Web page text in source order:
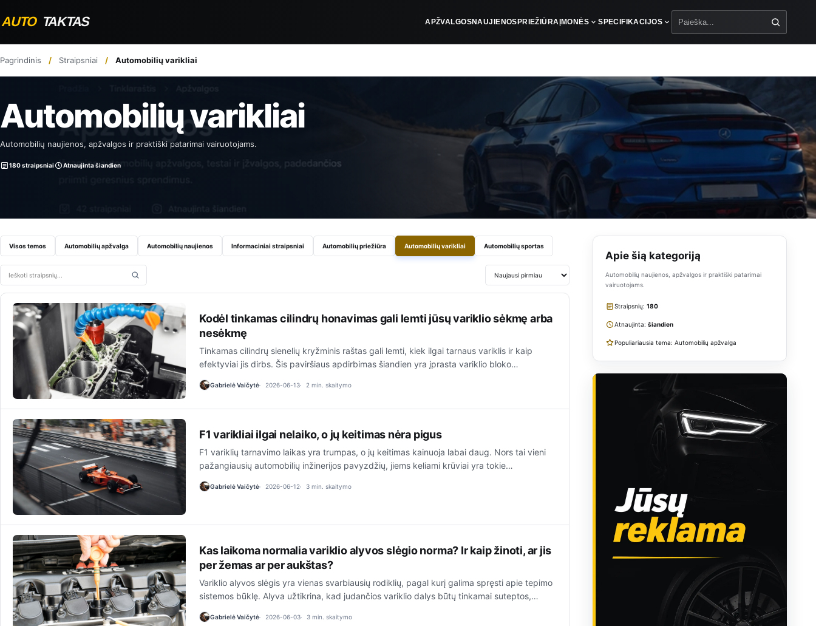
APŽVALGOSNAUJIENOSPRIEŽIŪRAĮMONĖS SPECIFIKACIJOS
Pagrindinis Straipsniai Automobilių varikliai
Automobilių varikliai
Automobilių naujienos, apžvalgos ir praktiški patarimai vairuotojams.
180 straipsniai Atnaujinta šiandien
Visos temos Automobilių apžvalga Automobilių naujienos Informaciniai straipsniai Automobilių priežiūra Automobilių varikliai Automobilių sportas
Ieškoti straipsnių Rikiuoti straipsnius
Kodėl tinkamas cilindrų honavimas gali lemti jūsų variklio sėkmę arba
nesėkmę
Tinkamas cilindrų sienelių kryžminis raštas gali lemti, kiek ilgai tarnaus variklis ir kaip
efektyviai jis dirbs. Šis paviršiaus apdirbimas šiandien yra įprasta variklio bloko…
Gabrielė Vaičytė 2026-06-13 2 min. skaitymo
F1 varikliai ilgai nelaiko, o jų keitimas nėra pigus
F1 variklių tarnavimo laikas yra trumpas, o jų keitimas kainuoja labai daug. Nors tai vieni
pažangiausių automobilių inžinerijos pavyzdžių, jiems keliami krūviai yra tokie…
Gabrielė Vaičytė 2026-06-12 3 min. skaitymo
Kas laikoma normalia variklio alyvos slėgio norma? Ir kaip žinoti, ar jis
per žemas ar per aukštas?
Variklio alyvos slėgis yra vienas svarbiausių rodiklių, pagal kurį galima spręsti apie tepimo
sistemos būklę. Alyva užtikrina, kad judančios variklio dalys būtų tinkamai suteptos,…
Gabrielė Vaičytė 2026-06-03 3 min. skaitymo
Apie šią kategoriją
Automobilių naujienos, apžvalgos ir praktiški patarimai
vairuotojams.
Straipsnių: 180
Atnaujinta: šiandien
Populiariausia tema: Automobilių apžvalga